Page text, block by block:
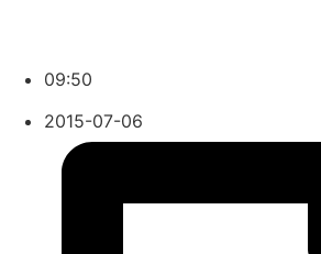
09:50
2015-07-06